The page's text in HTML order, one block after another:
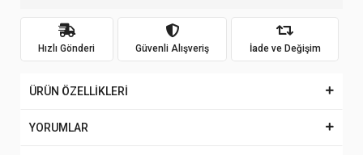
Hızlı Gönderi Güvenli Alışveriş İade ve Değişim
ÜRÜN ÖZELLİKLERİ
YORUMLAR